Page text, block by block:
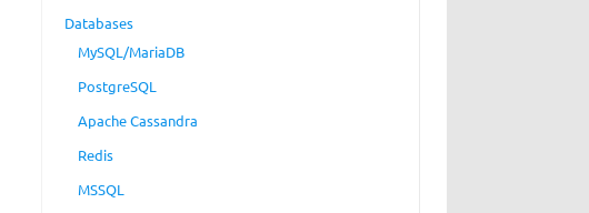
Databases
MySQL/MariaDB
PostgreSQL
Apache Cassandra
Redis
MSSQL